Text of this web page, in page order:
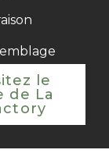
le
de La